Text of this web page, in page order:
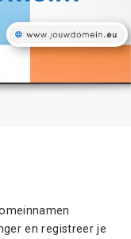
en registreer je